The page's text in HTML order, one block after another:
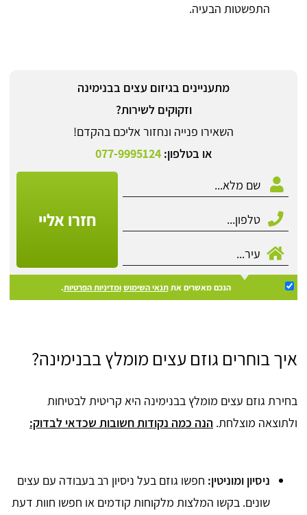
התפשטות הבעיה.
מתעניינים בגיזום עצים בבנימינה
וזקוקים לשירות?
השאירו פנייה ונחזור אליכם בהקדם!
או בטלפון:077-9995124
חזרו אליי
הנכם מאשרים אתתנאי השימוש ומדיניות הפרטיות.
איך בוחרים גוזם עצים מומלץ בבנימינה?
בחירת גוזם עצים מומלץ בבנימינה היא קריטית לבטיחות
ולתוצאה מוצלחת. הנה כמה נקודות חשובות שכדאי לבדוק:
ניסיון ומוניטין: חפשו גוזם בעל ניסיון רב בעבודה עם עצים
שונים. בקשו המלצות מלקוחות קודמים או חפשו חוות דעת